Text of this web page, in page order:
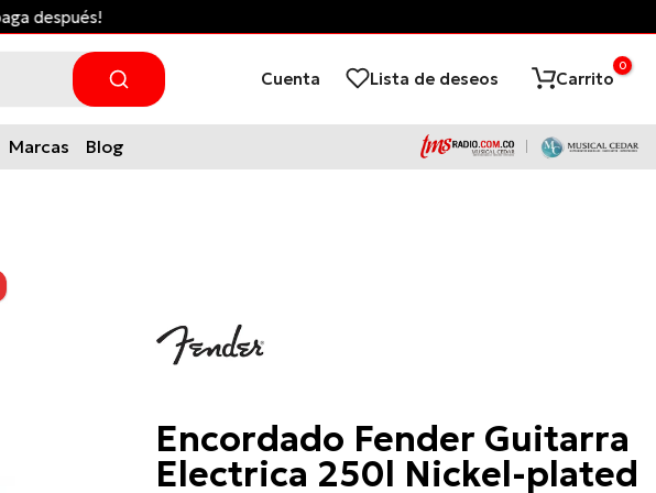
Cuenta Lista de deseos Carrito
0
Marcas Blog
Encordado Fender Guitarra
Electrica 250l Nickel-plated